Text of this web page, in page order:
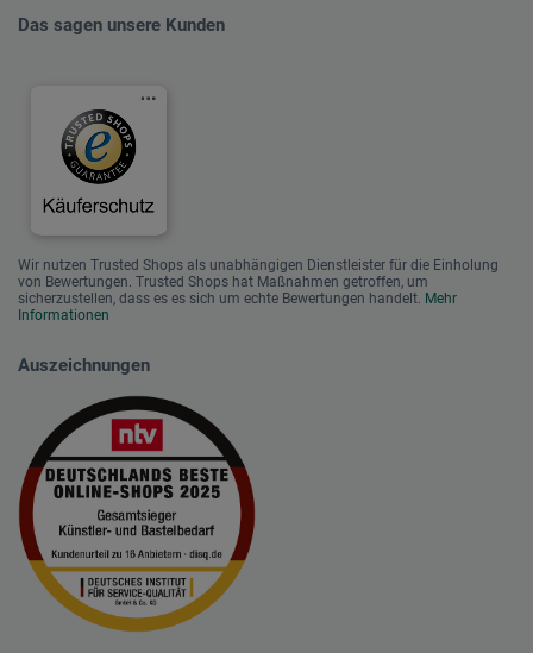
Das sagen unsere Kunden
Wir nutzen Trusted Shops als unabhängigen Dienstleister für die Einholung
von Bewertungen. Trusted Shops hat Maßnahmen getroffen, um
sicherzustellen, dass es es sich um echte Bewertungen handelt. Mehr
Informationen
Auszeichnungen